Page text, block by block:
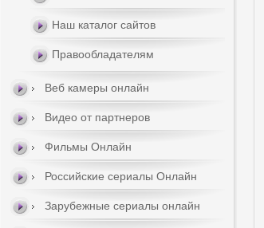
Наш каталог сайтов
Правообладателям
Веб камеры онлайн
Видео от партнеров
Фильмы Онлайн
Российские сериалы Онлайн
Зарубежные сериалы онлайн